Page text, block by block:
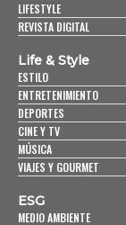
LIFESTYLE
REVISTA DIGITAL
Life & Style
ESTILO
ENTRETENIMIENTO
DEPORTES
CINE Y TV
MÚSICA
VIAJES Y GOURMET
ESG
MEDIO AMBIENTE